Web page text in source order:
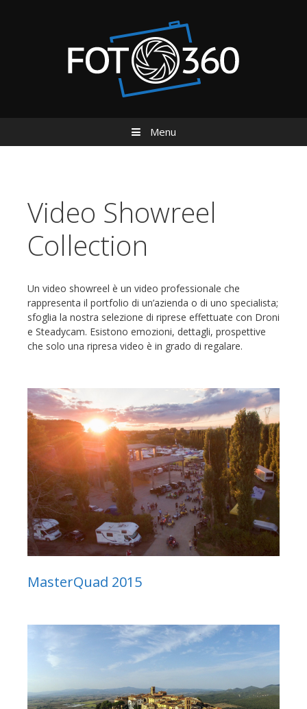
Menu
Video Showreel
Collection
Un video showreel è un video professionale che
rappresenta il portfolio di un’azienda o di uno specialista;
sfoglia la nostra selezione di riprese effettuate con Droni
e Steadycam. Esistono emozioni, dettagli, prospettive
che solo una ripresa video è in grado di regalare.
MasterQuad 2015